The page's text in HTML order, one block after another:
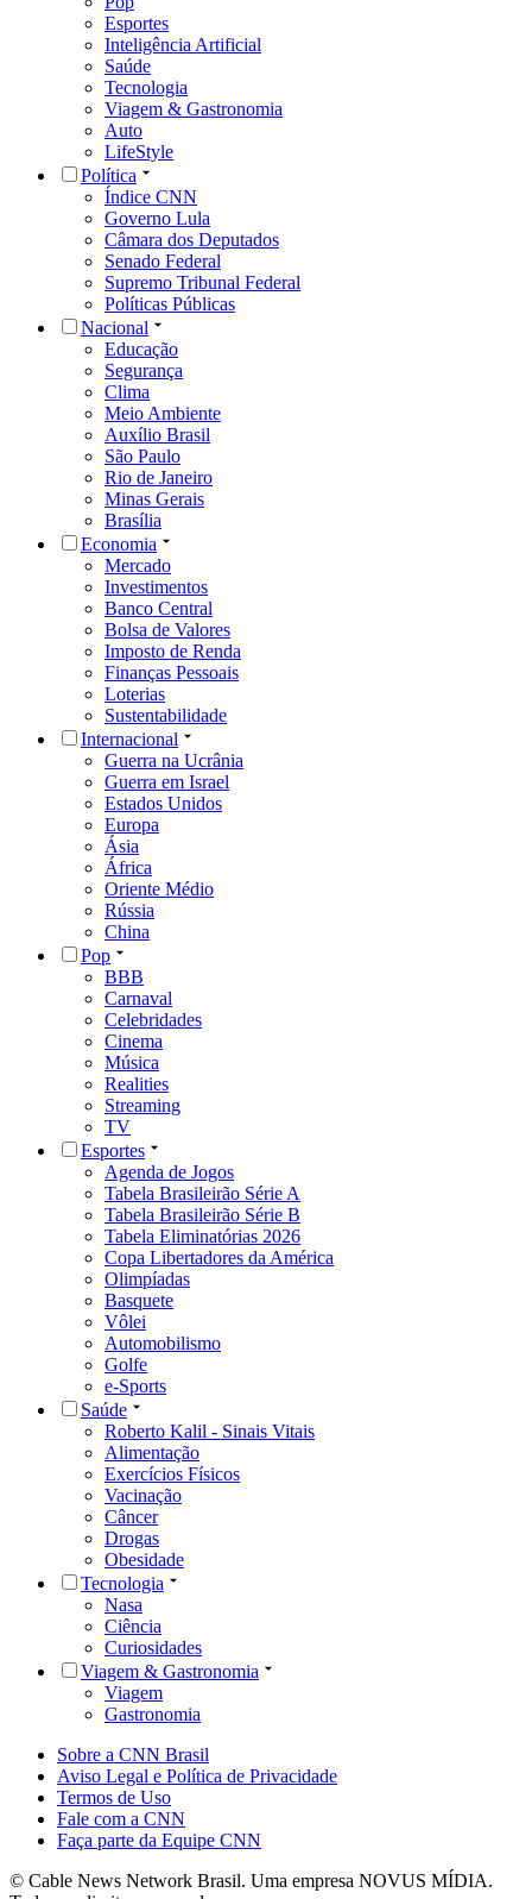
Esportes
Inteligência Artificial
Saúde
Tecnologia
Viagem & Gastronomia
Auto
LifeStyle
Política
Índice CNN
Governo Lula
Câmara dos Deputados
Senado Federal
Supremo Tribunal Federal
Políticas Públicas
Nacional
Educação
Segurança
Clima
Meio Ambiente
Auxílio Brasil
São Paulo
Rio de Janeiro
Minas Gerais
Brasília
Economia
Mercado
Investimentos
Banco Central
Bolsa de Valores
Imposto de Renda
Finanças Pessoais
Loterias
Sustentabilidade
Internacional
Guerra na Ucrânia
Guerra em Israel
Estados Unidos
Europa
Ásia
África
Oriente Médio
Rússia
China
Pop
BBB
Carnaval
Celebridades
Cinema
Música
Realities
Streaming
TV
Esportes
Agenda de Jogos
Tabela Brasileirão Série A
Tabela Brasileirão Série B
Tabela Eliminatórias 2026
Copa Libertadores da América
Olimpíadas
Basquete
Vôlei
Automobilismo
Golfe
e-Sports
Saúde
Roberto Kalil - Sinais Vitais
Alimentação
Exercícios Físicos
Vacinação
Câncer
Drogas
Obesidade
Tecnologia
Nasa
Ciência
Curiosidades
Viagem & Gastronomia
Viagem
Gastronomia
Sobre a CNN Brasil
Aviso Legal e Política de Privacidade
Termos de Uso
Fale com a CNN
Faça parte da Equipe CNN
© Cable News Network Brasil. Uma empresa NOVUS MÍDIA.